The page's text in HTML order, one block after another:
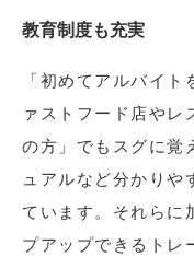
教育制度も充実
「初めてアルバイ
ァストフード店やレ
の方」でもスグに覚
ュアルなど分かりや
ています。それらに
プアップできるトレ